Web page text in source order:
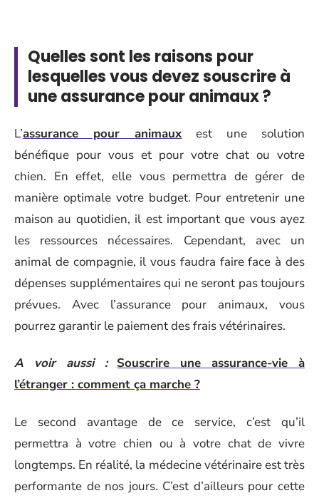
Quelles sont les raisons pour
lesquelles vous devez souscrire à
une assurance pour animaux ?
L’assurance pour animaux est une solution
bénéfique pour vous et pour votre chat ou votre
chien. En effet, elle vous permettra de gérer de
manière optimale votre budget. Pour entretenir une
maison au quotidien, il est important que vous ayez
les ressources nécessaires. Cependant, avec un
animal de compagnie, il vous faudra faire face à des
dépenses supplémentaires qui ne seront pas toujours
prévues. Avec l’assurance pour animaux, vous
pourrez garantir le paiement des frais vétérinaires.
A voir aussi :
Souscrire une assurance-vie à
l’étranger : comment ça marche ?
Le second avantage de ce service, c’est qu’il
permettra à votre chien ou à votre chat de vivre
longtemps. En réalité, la médecine vétérinaire est très
performante de nos jours. C’est d’ailleurs pour cette